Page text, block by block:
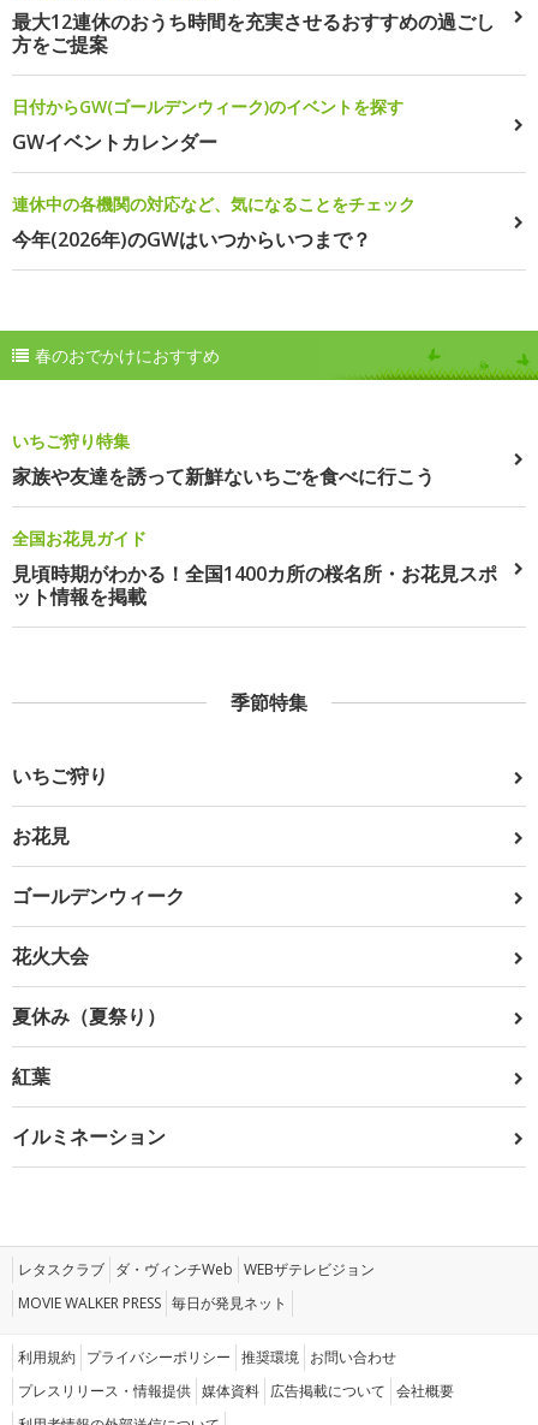
最大12連休のおうち時間を充実させるおすすめの過ごし
方をご提案
日付からGW(ゴールデンウィーク)のイベントを探す
GWイベントカレンダー
連休中の各機関の対応など、気になることをチェック
今年(2026年)のGWはいつからいつまで？
春のおでかけにおすすめ
いちご狩り特集
家族や友達を誘って新鮮ないちごを食べに行こう
全国お花見ガイド
見頃時期がわかる！全国1400カ所の桜名所・お花見スポ
ット情報を掲載
季節特集
いちご狩り
お花見
ゴールデンウィーク
花火大会
夏休み（夏祭り）
紅葉
イルミネーション
レタスクラブ ダ・ヴィンチWeb WEBザテレビジョン
MOVIE WALKER PRESS 毎日が発見ネット
利用規約 プライバシーポリシー 推奨環境 お問い合わせ
プレスリリース・情報提供 媒体資料 広告掲載について 会社概要